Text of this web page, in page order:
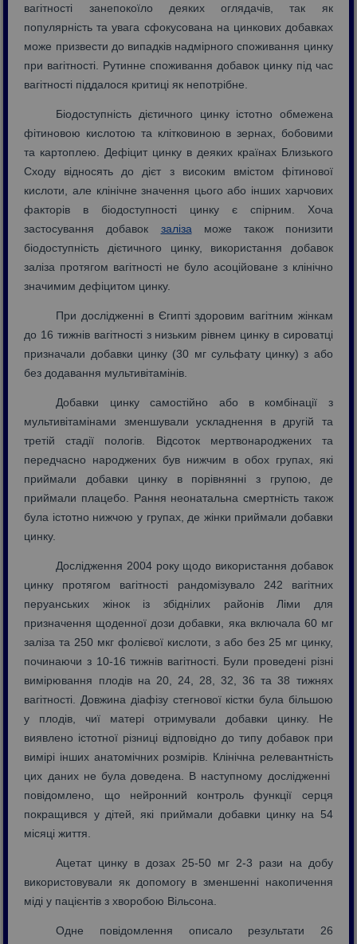
вагітності занепокоїло деяких оглядачів, так як
популярність та увага сфокусована на цинкових добавках
може призвести до випадків надмірного споживання цинку
при вагітності. Рутинне споживання добавок цинку під час
вагітності піддалося критиці як непотрібне.
Біодоступність дієтичного цинку істотно обмежена
фітиновою кислотою та клітковиною в зернах, бобовими
та картоплею. Дефіцит цинку в деяких країнах Близького
Сходу відносять до дієт з високим вмістом фітинової
кислоти, але клінічне значення цього або інших харчових
факторів в біодоступності цинку є спірним. Хоча
застосування добавок залізаможе також понизити
біодоступність дієтичного цинку, використання добавок
заліза протягом вагітності не було асоційоване з клінічно
значимим дефіцитом цинку.
При дослідженні в Єгипті здоровим вагітним жінкам
до 16 тижнів вагітності з низьким рівнем цинку в сироватці
призначали добавки цинку (30 мг сульфату цинку) з або
без додавання мультивітамінів.
Добавки цинку самостійно або в комбінації з
мультивітамінами зменшували ускладнення в другій та
третій стадії пологів. Відсоток мертвонароджених та
передчасно народжених був нижчим в обох групах, які
приймали добавки цинку в порівнянні з групою, де
приймали плацебо. Рання неонатальна смертність також
була істотно нижчою у групах, де жінки приймали добавки
цинку.
Дослідження 2004 року щодо використання добавок
цинку протягом вагітності рандомізувало 242 вагітних
перуанських жінок із збіднілих районів Ліми для
призначення щоденної дози добавки, яка включала 60 мг
заліза та 250 мкг фолієвої кислоти, з або без 25 мг цинку,
починаючи з 10-16 тижнів вагітності. Були проведені різні
вимірювання плодів на 20, 24, 28, 32, 36 та 38 тижнях
вагітності. Довжина діафізу стегнової кістки була більшою
у плодів, чиї матері отримували добавки цинку. Не
виявлено істотної різниці відповідно до типу добавок при
вимірі інших анатомічних розмірів. Клінічна релевантність
цих даних не була доведена. В наступному дослідженні
повідомлено, що нейронний контроль функції серця
покращився у дітей, які приймали добавки цинку на 54
місяці життя.
Ацетат цинку в дозах 25-50 мг 2-3 рази на добу
використовували як допомогу в зменшенні накопичення
міді у пацієнтів з хворобою Вільсона.
Одне повідомлення описало результати 26